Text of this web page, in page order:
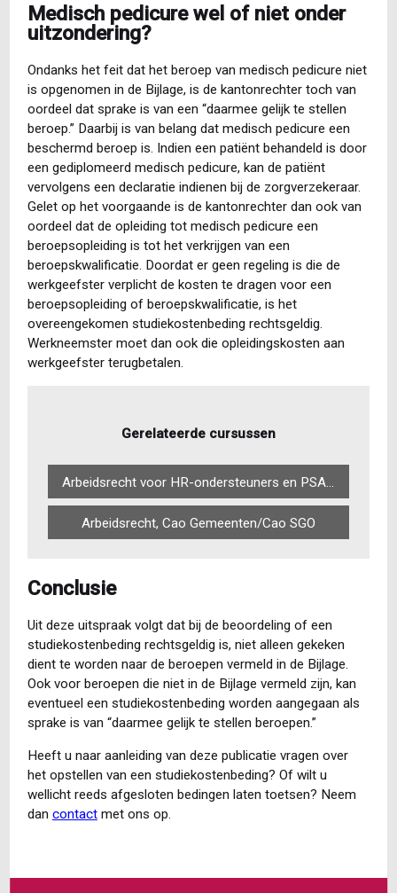
Medisch pedicure wel of niet onder
uitzondering?
Ondanks het feit dat het beroep van medisch pedicure niet
is opgenomen in de Bijlage, is de kantonrechter toch van
oordeel dat sprake is van een “daarmee gelijk te stellen
beroep.” Daarbij is van belang dat medisch pedicure een
beschermd beroep is. Indien een patiënt behandeld is door
een gediplomeerd medisch pedicure, kan de patiënt
vervolgens een declaratie indienen bij de zorgverzekeraar.
Gelet op het voorgaande is de kantonrechter dan ook van
oordeel dat de opleiding tot medisch pedicure een
beroepsopleiding is tot het verkrijgen van een
beroepskwalificatie. Doordat er geen regeling is die de
werkgeefster verplicht de kosten te dragen voor een
beroepsopleiding of beroepskwalificatie, is het
overeengekomen studiekostenbeding rechtsgeldig.
Werkneemster moet dan ook die opleidingskosten aan
werkgeefster terugbetalen.
Gerelateerde cursussen
Arbeidsrecht voor HR-ondersteuners en PSA-medewerkers
Arbeidsrecht, Cao Gemeenten/Cao SGO
Conclusie
Uit deze uitspraak volgt dat bij de beoordeling of een
studiekostenbeding rechtsgeldig is, niet alleen gekeken
dient te worden naar de beroepen vermeld in de Bijlage.
Ook voor beroepen die niet in de Bijlage vermeld zijn, kan
eventueel een studiekostenbeding worden aangegaan als
sprake is van “daarmee gelijk te stellen beroepen.”
Heeft u naar aanleiding van deze publicatie vragen over
het opstellen van een studiekostenbeding? Of wilt u
wellicht reeds afgesloten bedingen laten toetsen? Neem
dan contactmet ons op.